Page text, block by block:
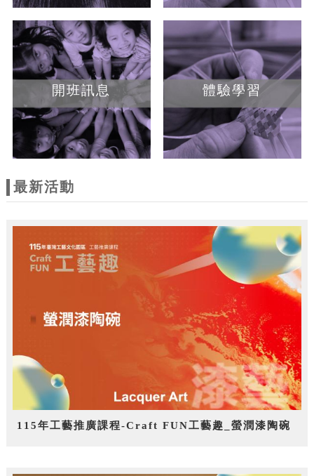
開班訊息 體驗學習
最新活動
115年工藝推廣課程-Craft FUN工藝趣_螢潤漆陶碗